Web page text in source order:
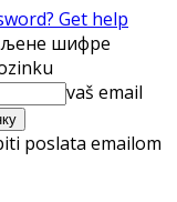
Get help
шифре
vaš email
poslata emailom